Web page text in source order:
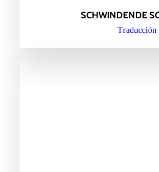
SCHWINDENDE
Traducción